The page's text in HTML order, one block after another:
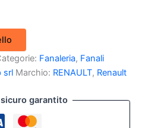
Fanaleria, Fanali
srl Marchio: RENAULT, Renault
garantito